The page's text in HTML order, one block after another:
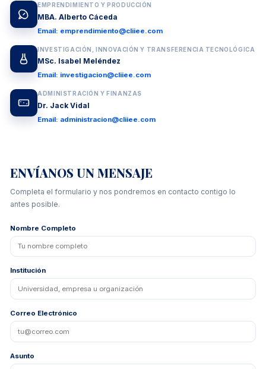
EMPRENDIMIENTO Y PRODUCCIÓN
MBA. Alberto Cáceda
Email: emprendimiento@cliiee.com
INVESTIGACIÓN, INNOVACIÓN Y TRANSFERENCIA TECNOLÓGICA
MSc. Isabel Meléndez
Email: investigacion@cliiee.com
ADMINISTRACIÓN Y FINANZAS
Dr. Jack Vidal
Email: administracion@cliiee.com
ENVÍANOS UN MENSAJE
Completa el formulario y nos pondremos en contacto contigo lo
antes posible.
Nombre Completo
Institución
Correo Electrónico
Asunto